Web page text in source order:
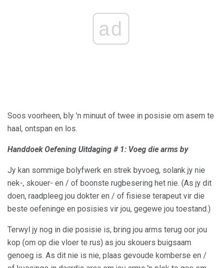
ad
Soos voorheen, bly 'n minuut of twee in posisie om asem te
haal, ontspan en los.
Handdoek Oefening Uitdaging # 1: Voeg die arms by
Jy kan sommige bolyfwerk en strek byvoeg, solank jy nie
nek-, skouer- en / of boonste rugbesering het nie. (As jy dit
doen, raadpleeg jou dokter en / of fisiese terapeut vir die
beste oefeninge en posisies vir jou, gegewe jou toestand.)
Terwyl jy nog in die posisie is, bring jou arms terug oor jou
kop (om op die vloer te rus) as jou skouers buigsaam
genoeg is. As dit nie is nie, plaas gevoude komberse en /